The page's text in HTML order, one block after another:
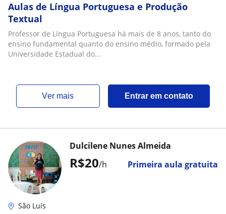
Aulas de Língua Portuguesa e Produção
Textual
Professor de Língua Portuguesa há mais de 8 anos, tanto do
ensino fundamental quanto do ensino médio, formado pela
Universidade Estadual do...
ver mais Entrar em contato
R$20/h Primeira aula gratuita
Dulcilene Nunes Almeida
São Luís